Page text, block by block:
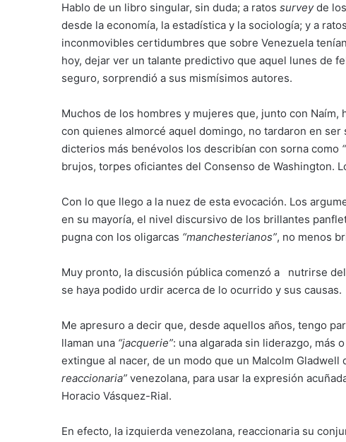
Hablo de un libro singular, sin duda; a ratos surveyde
desde la economía, la estadística y la sociología; y a
inconmovibles certidumbres que sobre Venezuela
hoy, dejar ver un talante predictivo que aquel lunes de
seguro, sorprendió a sus mismísimos autores.
Muchos de los hombres y mujeres que, junto con
con quienes almorcé aquel domingo, no tardaron en
dicterios más benévolos los describían con sorna como
brujos, torpes oficiantes del Consenso de Washington.
Con lo que llego a la nuez de esta evocación. Los
en su mayoría, el nivel discursivo de los brillantes
pugna con los oligarcas “manchesterianos”, no menos
Muy pronto, la discusión pública comenzó a nutrirse
se haya podido urdir acerca de lo ocurrido y sus causas.
Me apresuro a decir que, desde aquellos años, tengo
llaman una “jacquerie”: una algarada sin liderazgo, más
extingue al nacer, de un modo que un Malcolm
reaccionaria” venezolana, para usar la expresión
Horacio Vásquez-Rial.
En efecto, la izquierda venezolana, reaccionaria su